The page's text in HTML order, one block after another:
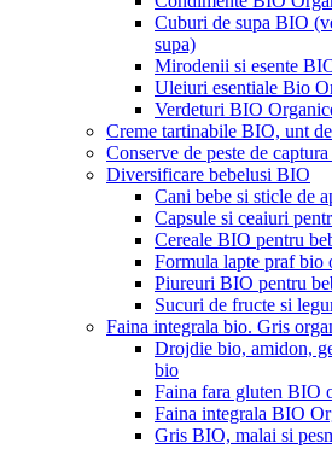
Cuburi de supa BIO
supa)
Mirodenii si esente
Uleiuri esentiale Bio
Verdeturi BIO
Creme tartinabile BIO, unt
Conserve de peste de
Diversificare bebelusi BIO
Cani bebe si sticle de
Capsule si ceaiuri
Cereale BIO pentru
Formula lapte praf bio
Piureuri BIO pentru
Sucuri de fructe si
Faina integrala bio. Gris
Drojdie bio, amidon,
bio
Faina fara gluten BIO
Faina integrala BIO
Gris BIO, malai si